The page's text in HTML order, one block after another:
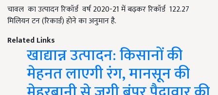
चावल का उत्पादन रिकॉर्ड वर्ष 2020-21 में बढ़कर रिकॉर्ड 122.27
मिलियन टन (रिकार्ड) होने का अनुमान है.
Related Links
खाद्यान्न उत्पादन: किसानों की
मेहनत लाएगी रंग, मानसून की